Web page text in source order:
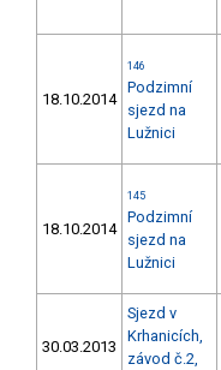
18.10.2014
146
Podzimní
sjezd na
Lužnici
18.10.2014
145
Podzimní
sjezd na
Lužnici
30.03.2013
Sjezd v
Krhanicích,
závod č.2,